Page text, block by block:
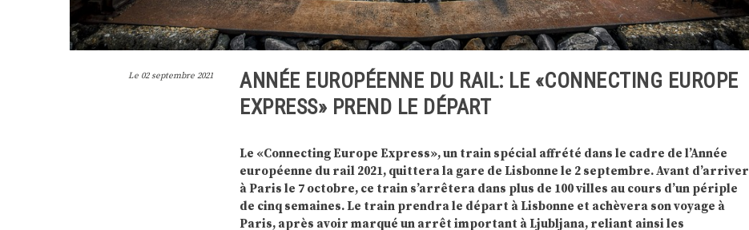
Le 02 septembre 2021
ANNÉE EUROPÉENNE DU RAIL: LE «CONNECTING EUROPE
EXPRESS» PREND LE DÉPART
Le «Connecting Europe Express», un train spécial affrété dans le cadre de l’Année
européenne du rail 2021, quittera la gare de Lisbonne le 2 septembre. Avant d’arriver
à Paris le 7 octobre, ce train s’arrêtera dans plus de 100 villes au cours d’un périple
de cinq semaines. Le train prendra le départ à Lisbonne et achèvera son voyage à
Paris, après avoir marqué un arrêt important à Ljubljana, reliant ainsi les